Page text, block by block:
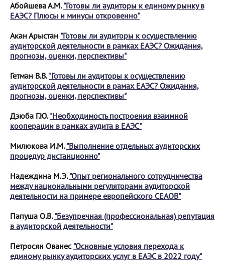
Абойшева А.М."Готовы ли аудиторы к единому рынку в
ЕАЭС? Плюсы и минусы откровенно"
Акан Арыстан "Готовы ли аудиторы к осуществлению
аудиторской деятельности в рамках ЕАЭС? Ожидания,
прогнозы, оценки, перспективы"
Гетман В.В."Готовы ли аудиторы к осуществлению
аудиторской деятельности в рамах ЕАЭС? Ожидания,
прогнозы, оценки, перспективы"
Дзюба Г.Ю."Необходимость построения взаимной
кооперации в рамках аудита в ЕАЭС"
Милюкова И.М."Выполнение отдельных аудиторских
процедур дистанционно"
Надеждина М.Э."Опыт регионального сотрудничества
между национальными регуляторами аудиторской
деятельности на примере европейского CEAOB"
Папуша О.В."Безупречная (профессиональная) репутация
в аудиторской деятельности"
Петросян Ованес "Основные условия перехода к
единому рынку аудиторских услуг в ЕАЭС в 2022 году"